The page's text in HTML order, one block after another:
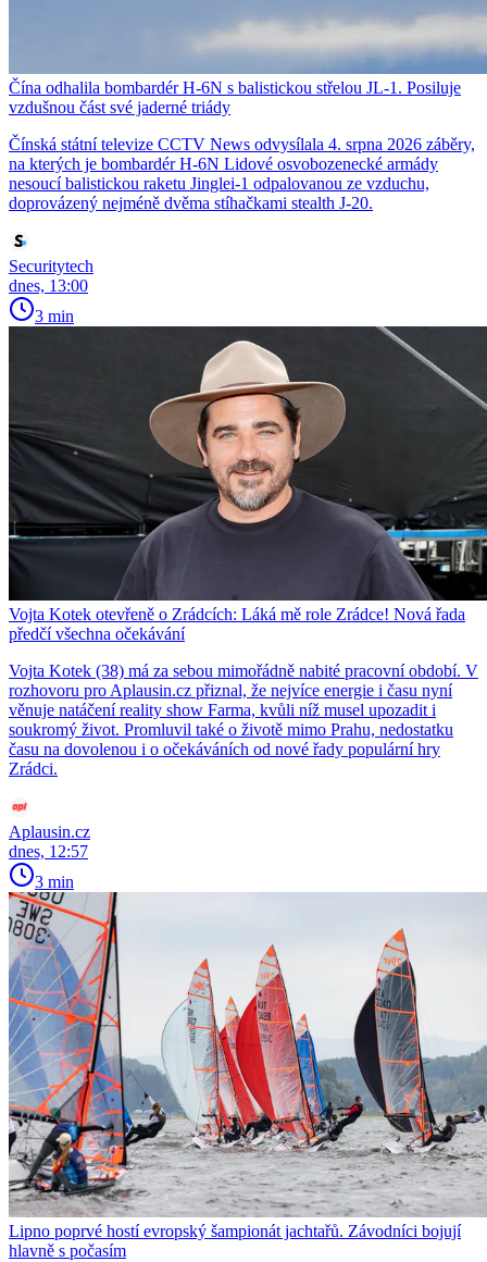
Čína odhalila bombardér H-6N s balistickou střelou JL-1. Posiluje
vzdušnou část své jaderné triády
Čínská státní televize CCTV News odvysílala 4. srpna 2026 záběry,
na kterých je bombardér H-6N Lidové osvobozenecké armády
nesoucí balistickou raketu Jinglei-1 odpalovanou ze vzduchu,
doprovázený nejméně dvěma stíhačkami stealth J-20.
Securitytech
dnes, 13:00
3 min
Vojta Kotek otevřeně o Zrádcích: Láká mě role Zrádce! Nová řada
předčí všechna očekávání
Vojta Kotek (38) má za sebou mimořádně nabité pracovní období. V
rozhovoru pro Aplausin.cz přiznal, že nejvíce energie i času nyní
věnuje natáčení reality show Farma, kvůli níž musel upozadit i
soukromý život. Promluvil také o životě mimo Prahu, nedostatku
času na dovolenou i o očekáváních od nové řady populární hry
Zrádci.
Aplausin.cz
dnes, 12:57
3 min
Lipno poprvé hostí evropský šampionát jachtařů. Závodníci bojují
hlavně s počasím